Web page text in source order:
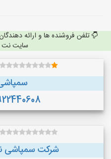
تلفن فروشنده ها و ارائه
سایت
شرکت سمپاشی